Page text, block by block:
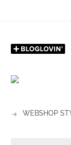
WEBSHOP